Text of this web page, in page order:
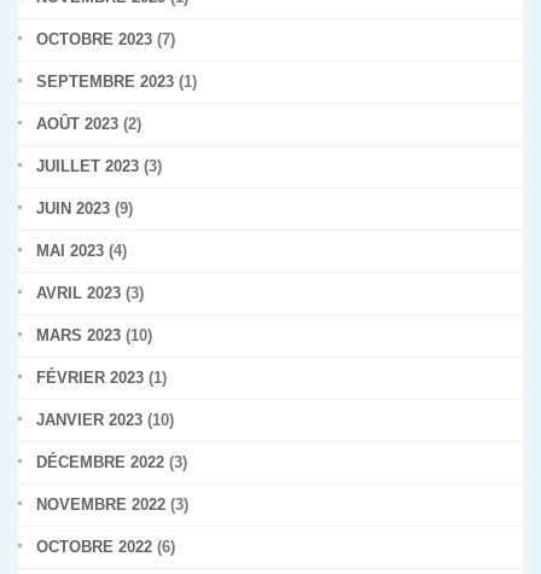
OCTOBRE 2023 (7)
SEPTEMBRE 2023 (1)
AOÛT 2023 (2)
JUILLET 2023 (3)
JUIN 2023 (9)
MAI 2023 (4)
AVRIL 2023 (3)
MARS 2023 (10)
FÉVRIER 2023 (1)
JANVIER 2023 (10)
DÉCEMBRE 2022 (3)
NOVEMBRE 2022 (3)
OCTOBRE 2022 (6)